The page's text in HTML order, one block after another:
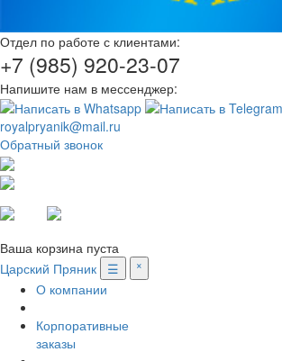
Отдел по работе с клиентами:
+7 (985) 920-23-07
Напишите нам в мессенджер:
royalpryanik@mail.ru
Обратный звонок
Ваша корзина пуста
Царский Пряник
☰
˟
О компании
Корпоративные
заказы